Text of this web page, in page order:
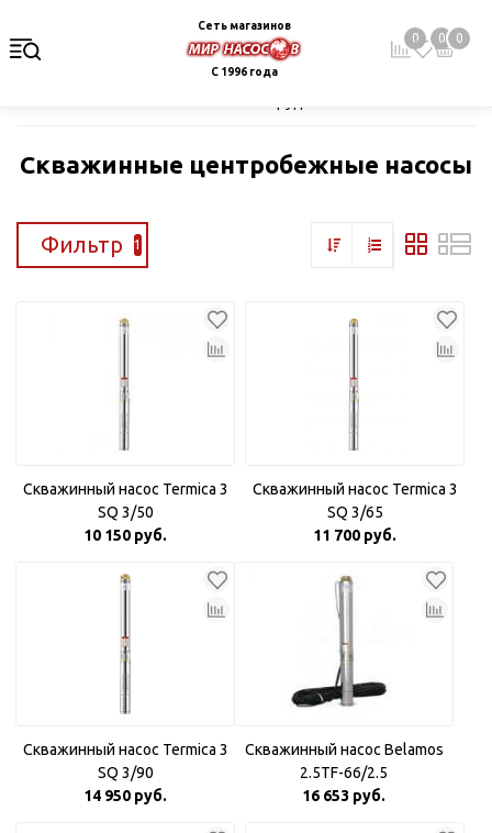
Сеть магазинов
С 1996 года
0 0 0
Скважинные центробежные насосы
Фильтр 1
Скважинный насос Termica 3
SQ 3/50
10 150 руб.
Скважинный насос Termica 3
SQ 3/65
11 700 руб.
Скважинный насос Termica 3
SQ 3/90
14 950 руб.
Скважинный насос Belamos
2.5TF-66/2.5
16 653 руб.